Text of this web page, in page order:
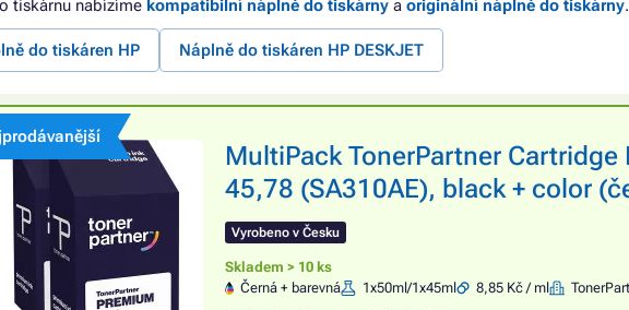
tiskárnu nabízíme kompatibilní náplně do tiskárny a originální náplně do tiskárny.
do tiskáren HP Náplně do tiskáren HP DESKJET
MultiPack TonerPartner Cartridge
45,78 (SA310AE), black + color
Vyrobeno v Česku
Skladem > 10 ks
Černá + barevná
1x50ml/1x45ml 8,85 Kč / ml